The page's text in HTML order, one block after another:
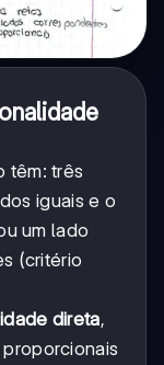
têm: três
iguais e o
um lado
(critério
direta,